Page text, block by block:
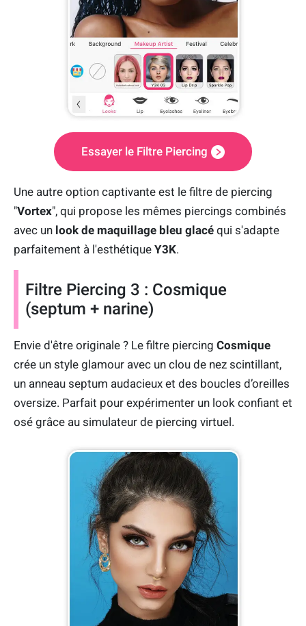
Essayer le Filtre Piercing
Une autre option captivante est le filtre de piercing
"Vortex", qui propose les mêmes piercings combinés
avec un look de maquillage bleu glacé qui s'adapte
parfaitement à l'esthétique Y3K.
Filtre Piercing 3 : Cosmique
(septum + narine)
Envie d'être originale ? Le filtre piercing Cosmique
crée un style glamour avec un clou de nez scintillant,
un anneau septum audacieux et des boucles d’oreilles
oversize. Parfait pour expérimenter un look confiant et
osé grâce au simulateur de piercing virtuel.